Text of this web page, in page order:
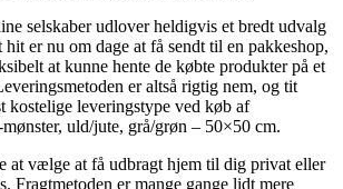
selskaber udlover heldigvis et bredt udvalg
er nu om dage at få sendt til en pakkeshop,
at kunne hente de købte produkter på et
er altså rigtig nem, og tit
kostelige leveringstype ved køb af
uld/jute, grå/grøn – 50×50 cm.
at vælge at få udbragt hjem til dig privat eller
Fragtmetoden er mange gange lidt mere